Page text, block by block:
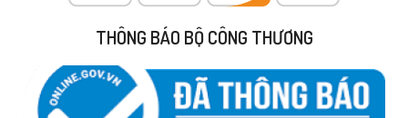
THÔNG BÁO BỘ CÔNG THƯƠNG